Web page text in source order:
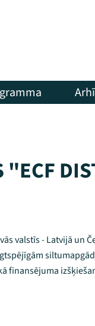
"ECF
valstīs - Latvijā un
finansējuma